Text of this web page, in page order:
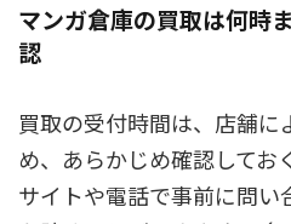
マンガ倉庫の買取は何時
認
買取の受付時間は、店舗に
め、あらかじめ確認してお
サイトや電話で事前に問い